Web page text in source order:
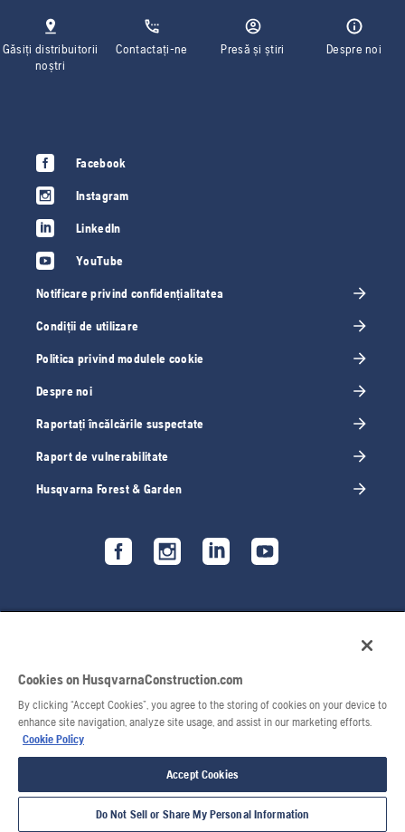
Găsiți distribuitorii
noștri
Contactați-ne Presă și știri Despre noi
Facebook
Instagram
LinkedIn
YouTube
Notificare privind confidențialitatea
Condiții de utilizare
Politica privind modulele cookie
Despre noi
Raportați încălcările suspectate
Raport de vulnerabilitate
Husqvarna Forest & Garden
© 2026 Husqvarna AB. Toate drepturile rezervate.
Cookies on HusqvarnaConstruction.com
By clicking “Accept Cookies”, you agree to the storing of cookies on your device to
enhance site navigation, analyze site usage, and assist in our marketing efforts.
Cookie Policy
Accept Cookies
Do Not Sell or Share My Personal Information